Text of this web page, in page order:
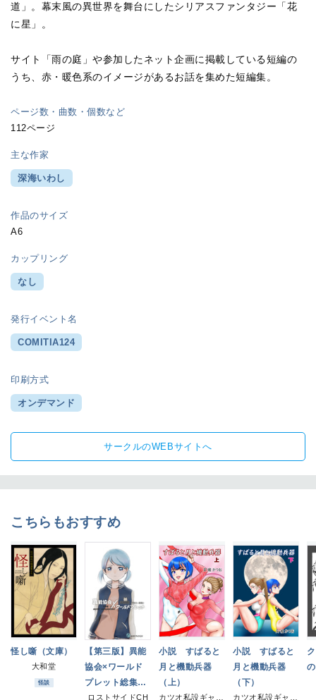
道」。幕末風の異世界を舞台にしたシリアスファンタジー「花
に星」。
サイト「雨の庭」や参加したネット企画に掲載している短編の
うち、赤・暖色系のイメージがあるお話を集めた短編集。
ページ数・曲数・個数など
112ページ
主な作家
深海いわし
作品のサイズ
A6
カップリング
なし
発行イベント名
COMITIA124
印刷方式
オンデマンド
サークルのWEBサイトへ
こちらもおすすめ
怪し噺（文庫）
大和堂
怪談
【第三版】異能
協会×ワールド
プレット総集
ロストサイドCH
小説 すばると
月と機動兵器
（上）
カツオ私設ギャラリー
小説 すばると
月と機動兵器
（下）
カツオ私設ギャラリー